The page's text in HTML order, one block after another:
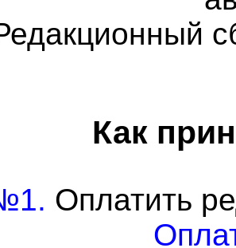
Как
Оплатить